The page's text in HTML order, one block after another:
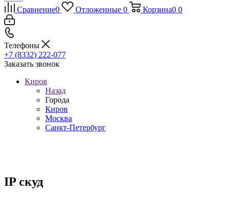
Сравнение0 Отложенные 0 Корзина0 0
Телефоны
+7 (8332) 222-077
Заказать звонок
Киров
Назад
Города
Киров
Москва
Санкт-Петербург
IP скуд